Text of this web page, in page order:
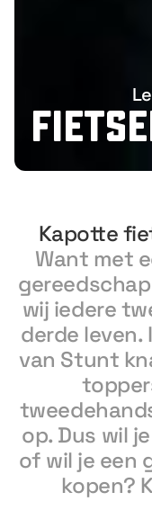
Kapotte
Want met
wij iedere
derde
van Stunt
op. Dus wil
of wil je een
kopen?